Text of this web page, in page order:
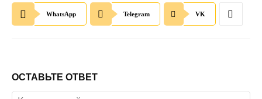
WhatsApp Telegram VK
ОСТАВЬТЕ ОТВЕТ